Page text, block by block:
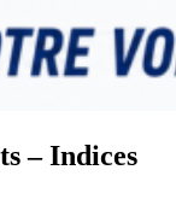
– Indices